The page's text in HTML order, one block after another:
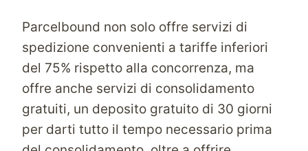
Parcelbound non solo offre servizi di
spedizione convenienti a tariffe inferiori
del 75% rispetto alla concorrenza, ma
offre anche servizi di consolidamento
gratuiti, un deposito gratuito di 30 giorni
per darti tutto il tempo necessario prima